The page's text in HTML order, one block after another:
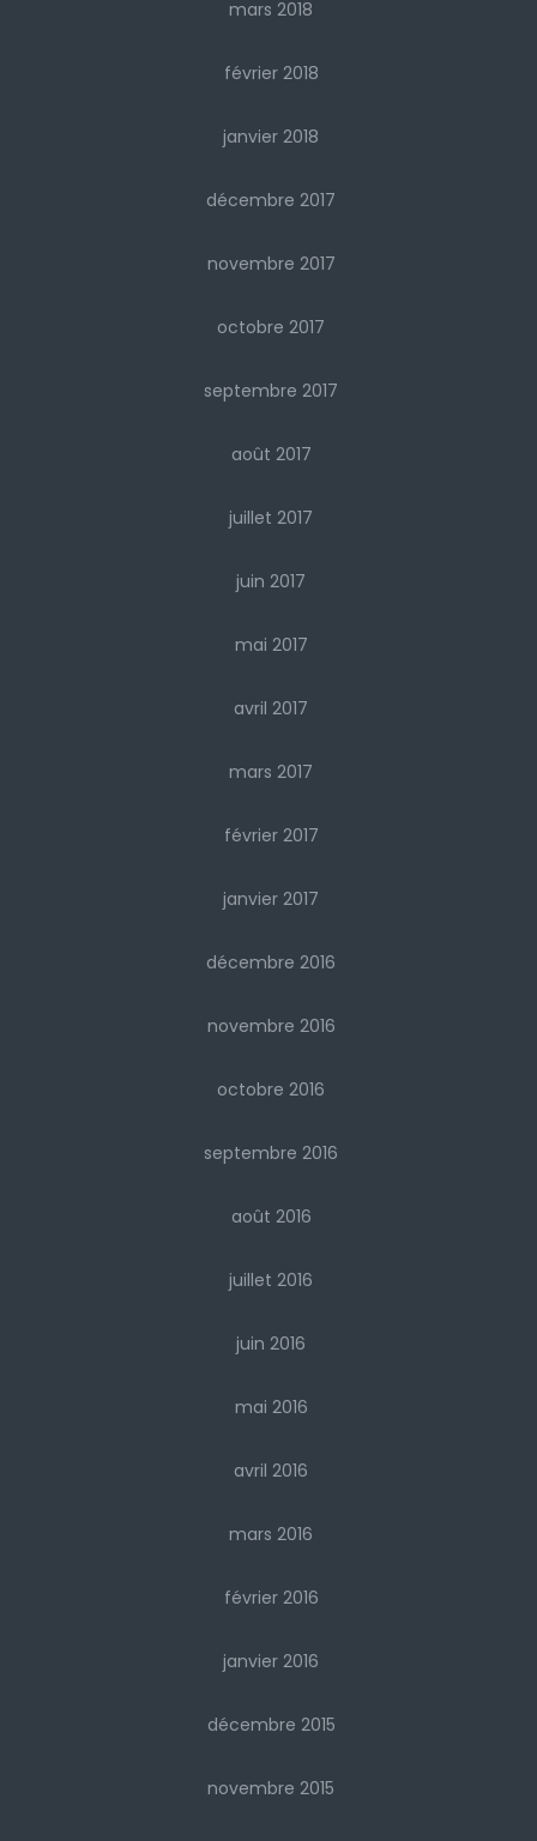
mars 2018
février 2018
janvier 2018
décembre 2017
novembre 2017
octobre 2017
septembre 2017
août 2017
juillet 2017
juin 2017
mai 2017
avril 2017
mars 2017
février 2017
janvier 2017
décembre 2016
novembre 2016
octobre 2016
septembre 2016
août 2016
juillet 2016
juin 2016
mai 2016
avril 2016
mars 2016
février 2016
janvier 2016
décembre 2015
novembre 2015